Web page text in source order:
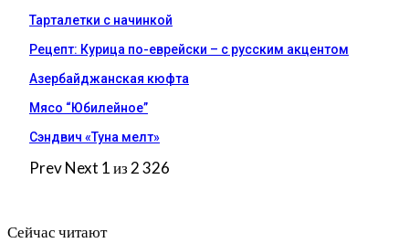
Тарталетки с начинкой
Рецепт: Курица по-еврейски – с русским акцентом
Азербайджанская кюфта
Мясо “Юбилейное”
Сэндвич «Туна мелт»
PrevNext 1 из 2 326
Сейчас читают